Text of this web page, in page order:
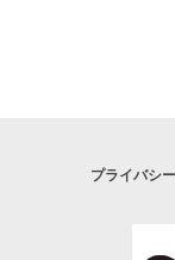
プライバシ